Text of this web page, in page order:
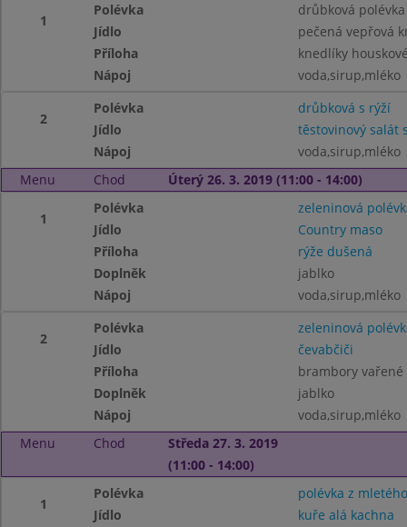
1
Polévka
drůbková polévka
Jídlo
pečená vepřová
Příloha
knedlíky
Nápoj
voda,sirup,mléko
2
Polévka
drůbková s rýží
Jídlo
těstovinový salát
Nápoj
voda,sirup,mléko
Menu
Chod Úterý 26. 3. 2019 (11:00 - 14:00)
1
Polévka
zeleninová
Jídlo
Country maso
Příloha
rýže dušená
Doplněk
jablko
Nápoj
voda,sirup,mléko
2
Polévka
zeleninová
Jídlo
čevabčiči
Příloha
brambory vařené
Doplněk
jablko
Nápoj
voda,sirup,mléko
Menu
Chod
Středa 27. 3. 2019
(11:00 - 14:00)
1
Polévka
polévka z
Jídlo
kuře alá kachna